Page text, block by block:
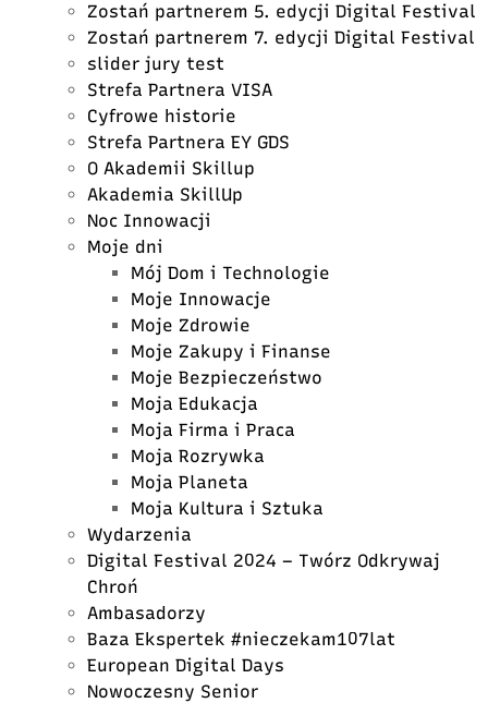
Zostań partnerem 5. edycji Digital Festival
Zostań partnerem 7. edycji Digital Festival
slider jury test
Strefa Partnera VISA
Cyfrowe historie
Strefa Partnera EY GDS
O Akademii Skillup
Akademia SkillUp
Noc Innowacji
Moje dni
Mój Dom i Technologie
Moje Innowacje
Moje Zdrowie
Moje Zakupy i Finanse
Moje Bezpieczeństwo
Moja Edukacja
Moja Firma i Praca
Moja Rozrywka
Moja Planeta
Moja Kultura i Sztuka
Wydarzenia
Digital Festival 2024 – Twórz Odkrywaj
Chroń
Ambasadorzy
Baza Ekspertek #nieczekam107lat
European Digital Days
Nowoczesny Senior